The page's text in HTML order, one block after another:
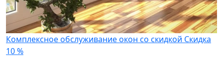
Комплексное обслуживание окон со скидкой Скидка
10 %